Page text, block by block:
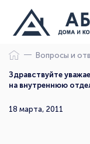
Вопросы и
Здравствуйте
на внутреннюю
18 марта, 2011